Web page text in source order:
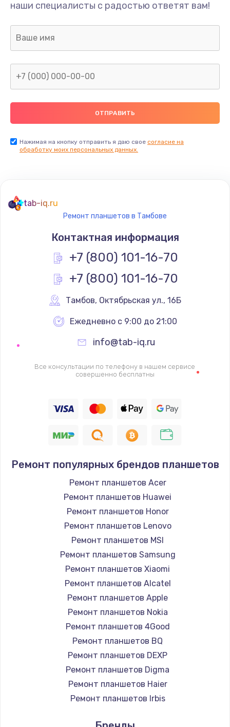
Замена шлейфа матрицы
2600 руб.
Замена видеочипа
745 руб.
Заказать
Замена видеокарты
1600 руб.
Заказать
Ремонт цепей питания
2500 руб.
750 руб.
Заказать
Установка драйверов
725 руб.
Замена вебкамеры
Заказать
990 руб.
Заказать
Настройка Wi-Fi
1030 руб.
Заказать
Замена шим-контроллера
3900 руб.
наши специалисты с радостью ответят вам!
Нажимая на кнопку отправить я даю свое согласие на
обработку моих персональных данных.
tab-iq.ru
Ремонт планшетов в Тамбове
Контактная информация
+7 (800) 101-16-70
+7 (800) 101-16-70
Тамбов, Октябрьская ул., 16Б
Ежедневно с 9:00 до 21:00
info@tab-iq.ru
Все консультации по телефону в нашем сервисе
совершенно бесплатны
Ремонт популярных брендов планшетов
Ремонт планшетов Acer
Ремонт планшетов Huawei
Ремонт планшетов Honor
Ремонт планшетов Lenovo
Ремонт планшетов MSI
Ремонт планшетов Samsung
Ремонт планшетов Xiaomi
Ремонт планшетов Alcatel
Ремонт планшетов Apple
Ремонт планшетов Nokia
Ремонт планшетов 4Good
Ремонт планшетов BQ
Ремонт планшетов DEXP
Ремонт планшетов Digma
Ремонт планшетов Haier
Ремонт планшетов Irbis